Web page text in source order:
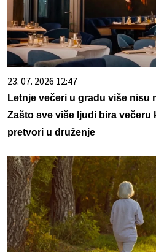
23. 07. 2026 12:47
Letnje večeri u gradu više nisu
Zašto sve više ljudi bira večeru
pretvori u druženje